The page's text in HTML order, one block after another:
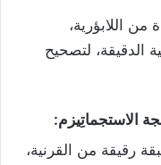
من اللابؤرية،
الدقيقة، لتصحيح
الاستجماتِيزم:
رقيقة من القرنية،